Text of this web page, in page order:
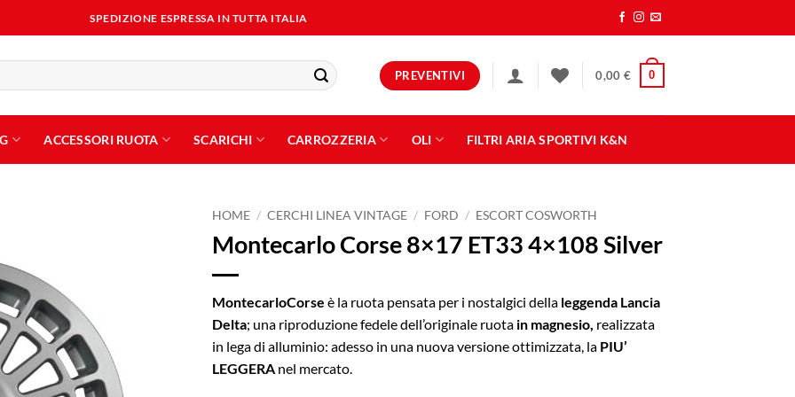
SPEDIZIONE ESPRESSA IN TUTTA ITALIA
PREVENTIVI 0,00 € 0
ACCESSORI RUOTA SCARICHI CARROZZERIA OLI FILTRI ARIA SPORTIVI K&N
HOME / CERCHI LINEA VINTAGE / FORD / ESCORT COSWORTH
Montecarlo Corse 8×17 ET33 4×108 Silver
MontecarloCorse è la ruota pensata per i nostalgici della leggenda Lancia
Delta; una riproduzione fedele dell’originale ruota in magnesio, realizzata
in lega di alluminio: adesso in una nuova versione ottimizzata, la PIU’
LEGGERA nel mercato.